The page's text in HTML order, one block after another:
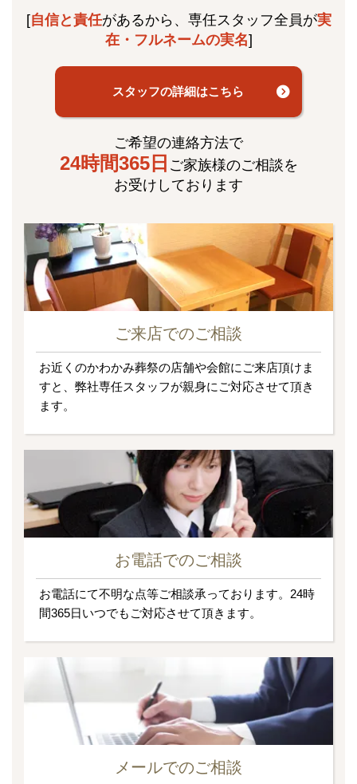
[自信と責任があるから、専任スタッフ全員が実
在・フルネームの実名]
スタッフの詳細はこちら
ご希望の連絡方法で
24時間365日 ご家族様のご相談を
お受けしております
ご来店でのご相談
お近くのかわかみ葬祭の店舗や会館にご来店頂けま
すと、弊社専任スタッフが親身にご対応させて頂き
ます。
お電話でのご相談
お電話にて不明な点等ご相談承っております。24時
間365日いつでもご対応させて頂きます。
メールでのご相談